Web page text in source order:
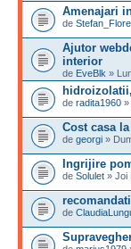
Amenajari
de
Ajutor
interior
de EveBlk »
de radita1960 »
Cost casa
de georgi »
Ingrijire
de Solulet » Joi
de